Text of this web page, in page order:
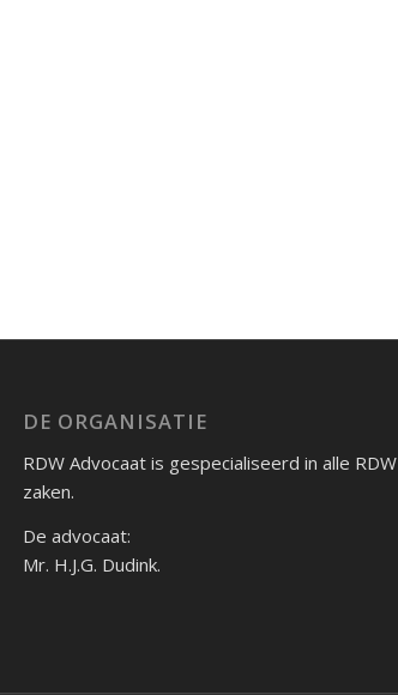
DE ORGANISATIE
RDW Advocaat is gespecialiseerd in alle RDW
zaken.
De advocaat:
Mr. H.J.G. Dudink.